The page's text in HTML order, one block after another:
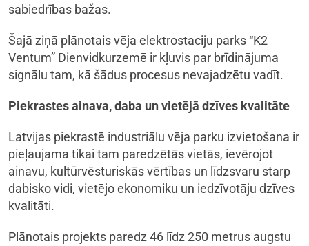
sabiedrības bažas.
Šajā ziņā plānotais vēja elektrostaciju parks “K2
Ventum” Dienvidkurzemē ir kļuvis par brīdinājuma
signālu tam, kā šādus procesus nevajadzētu vadīt.
Piekrastes ainava,daba un vietējā dzīves kvalitāte
Latvijas piekrastē industriālu vēja parku izvietošana ir
pieļaujama tikai tam paredzētās vietās, ievērojot
ainavu, kultūrvēsturiskās vērtības un līdzsvaru starp
dabisko vidi, vietējo ekonomiku un iedzīvotāju dzīves
kvalitāti.
Plānotais projekts paredz 46 līdz 250 metrus augstu